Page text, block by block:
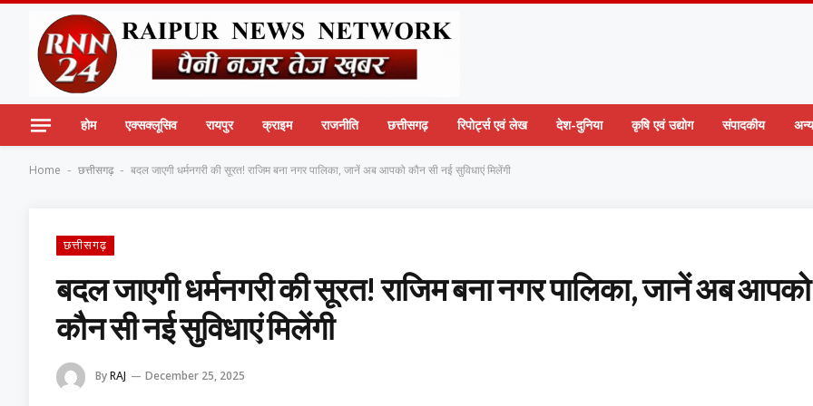
होम एक्सक्लूसिव रायपुर क्राइम राजनीति छत्तीसगढ़ रिपोर्ट्स एवं लेख देश-दुनिया कृषि एवं उद्योग संपादकीय अन्य
Home - छत्तीसगढ़ - बदल जाएगी धर्मनगरी की सूरत! राजिम बना नगर पालिका, जानें अब आपको कौन सी नई सुविधाएं मिलेंगी
छत्तीसगढ़
बदल जाएगी धर्मनगरी की सूरत! राजिम बना नगर पालिका, जानें अब आपको
कौन सी नई सुविधाएं मिलेंगी
ByRAJ December 25, 2025